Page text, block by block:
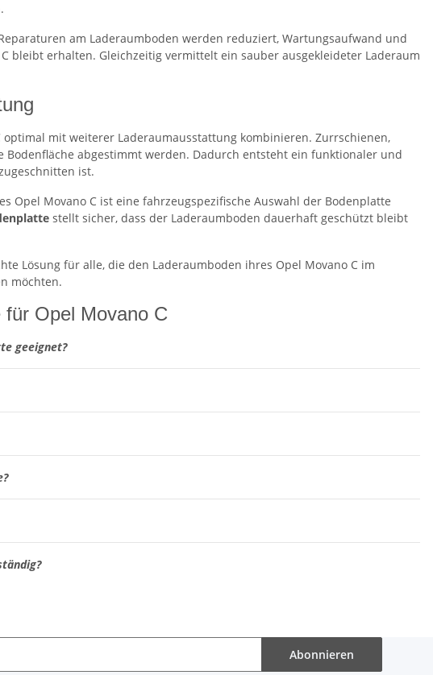
am Laderaumboden werden reduziert, Wartungsaufwand und
bleibt erhalten. Gleichzeitig vermittelt ein sauber ausgekleideter Laderaum
mit weiterer Laderaumausstattung kombinieren. Zurrschienen,
abgestimmt werden. Dadurch entsteht ein funktionaler und
ist.
Movano C ist eine fahrzeugspezifische Auswahl der Bodenplatte
stellt sicher, dass der Laderaumboden dauerhaft geschützt bleibt
Lösung für alle, die den Laderaumboden ihres Opel Movano C im
möchten.
Opel Movano C
geeignet?
Abonnieren